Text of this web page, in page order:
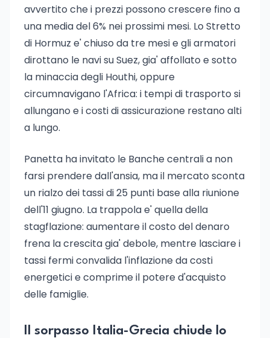
avvertito che i prezzi possono crescere fino a
una media del 6% nei prossimi mesi. Lo Stretto
di Hormuz e' chiuso da tre mesi e gli armatori
dirottano le navi su Suez, gia' affollato e sotto
la minaccia degli Houthi, oppure
circumnavigano l'Africa: i tempi di trasporto si
allungano e i costi di assicurazione restano alti
a lungo.
Panetta ha invitato le Banche centrali a non
farsi prendere dall'ansia, ma il mercato sconta
un rialzo dei tassi di 25 punti base alla riunione
dell'11 giugno. La trappola e' quella della
stagflazione: aumentare il costo del denaro
frena la crescita gia' debole, mentre lasciare i
tassi fermi convalida l'inflazione da costi
energetici e comprime il potere d'acquisto
delle famiglie.
Il sorpasso Italia-Grecia chiude lo